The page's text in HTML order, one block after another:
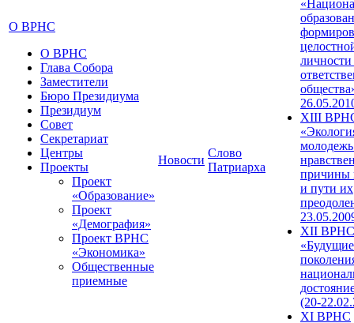
О ВРНС
О ВРНС
Глава Собора
Заместители
Бюро Президиума
Президиум
Совет
Секретариат
Центры
Проекты
Проект
«Образование»
Проект
«Демография»
Проект ВРНС
«Экономика»
Общественные
приемные
Новости
Слово
Патриарха
XIII
причины
и пути их
XII ВРНС
«Будущие
(20-
XI ВРНС